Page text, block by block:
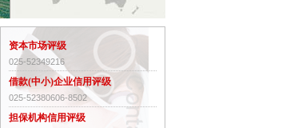
资本市场评级
025-52349216
借款(中小)企业信用评级
025-52380606-8502
担保机构信用评级